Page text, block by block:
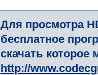
Для просмотра
бесплатное
скачать
http://